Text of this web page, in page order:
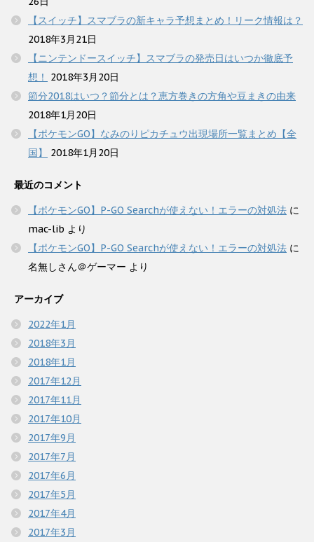
【スイッチ】スマブラの新キャラ予想まとめ！リーク情報は？
2018年3月21日
【ニンテンドースイッチ】スマブラの発売日はいつか徹底予
想！
2018年3月20日
節分2018はいつ？節分とは？恵方巻きの方角や豆まきの由来
2018年1月20日
【ポケモンGO】なみのりピカチュウ出現場所一覧まとめ【全
国】
2018年1月20日
最近のコメント
【ポケモンGO】P-GO Searchが使えない！エラーの対処法 に
mac-lib より
【ポケモンGO】P-GO Searchが使えない！エラーの対処法 に
名無しさん＠ゲーマー より
アーカイブ
2022年1月
2018年3月
2018年1月
2017年12月
2017年11月
2017年10月
2017年9月
2017年7月
2017年6月
2017年5月
2017年4月
2017年3月